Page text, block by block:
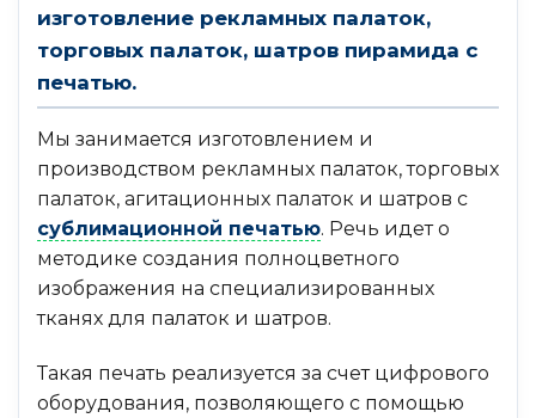
изготовление рекламных палаток,
торговых палаток, шатров пирамида с
печатью.
Мы занимается изготовлением и
производством рекламных палаток, торговых
палаток, агитационных палаток и шатров с
сублимационной печатью. Речь идет о
методике создания полноцветного
изображения на специализированных
тканях для палаток и шатров.
Такая печать реализуется за счет цифрового
оборудования, позволяющего с помощью